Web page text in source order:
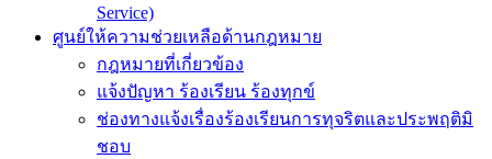
Service)
ศูนย์ให้ความช่วยเหลือด้านกฎหมาย
กฎหมายที่เกี่ยวข้อง
แจ้งปัญหา ร้องเรียน ร้องทุกข์
ช่องทางแจ้งเรื่องร้องเรียนการทุจริตและประพฤติมิ
ชอบ